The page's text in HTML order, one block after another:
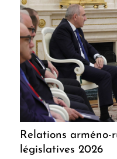
Relations arméno-
législatives 2026